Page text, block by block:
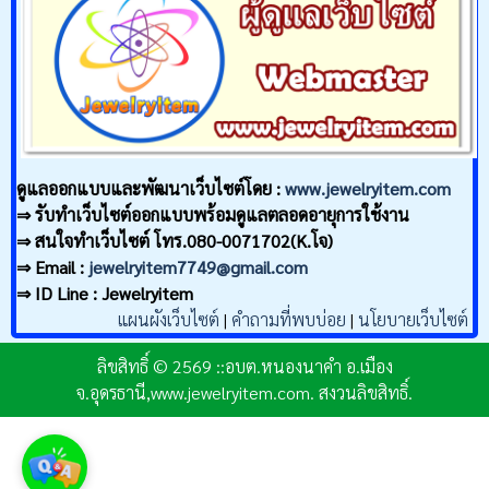
ดูแลออกแบบและพัฒนาเว็บไซต์โดย :www.jewelryitem.com
⇒ รับทำเว็บไซต์ออกแบบพร้อมดูแลตลอดอายุการใช้งาน
⇒ สนใจทำเว็บไซต์ โทร.080-0071702(K.โจ)
⇒ Email : jewelryitem7749@gmail.com
⇒ ID Line : Jewelryitem
แผนผังเว็บไซต์ | คำถามที่พบบ่อย | นโยบายเว็บไซต์
ลิขสิทธิ์ © 2569 ::อบต.หนองนาคำ อ.เมือง
จ.อุดรธานี,www.jewelryitem.com. สงวนลิขสิทธิ์.